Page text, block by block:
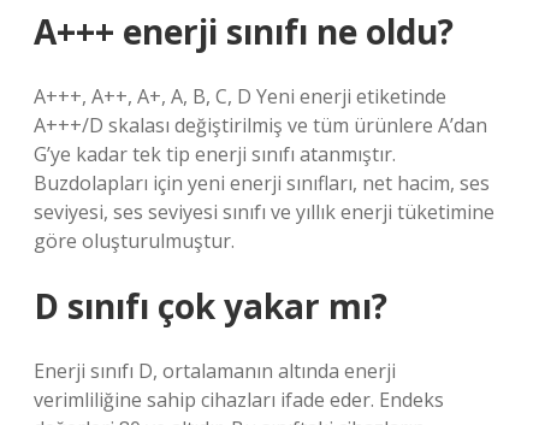
A+++ enerji sınıfı ne oldu?
A+++, A++, A+, A, B, C, D Yeni enerji etiketinde
A+++/D skalası değiştirilmiş ve tüm ürünlere A’dan
G’ye kadar tek tip enerji sınıfı atanmıştır.
Buzdolapları için yeni enerji sınıfları, net hacim, ses
seviyesi, ses seviyesi sınıfı ve yıllık enerji tüketimine
göre oluşturulmuştur.
D sınıfı çok yakar mı?
Enerji sınıfı D, ortalamanın altında enerji
verimliliğine sahip cihazları ifade eder. Endeks